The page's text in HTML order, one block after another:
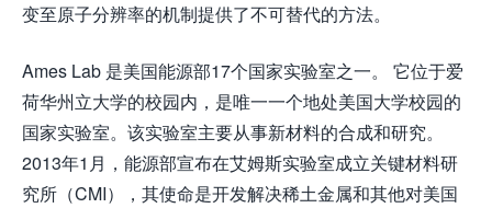
变至原子分辨率的机制提供了不可替代的方法。
Ames Lab 是美国能源部17个国家实验室之一。 它位于爱
荷华州立大学的校园内，是唯一一个地处美国大学校园的
国家实验室。该实验室主要从事新材料的合成和研究。
2013年1月，能源部宣布在艾姆斯实验室成立关键材料研
究所（CMI），其使命是开发解决稀土金属和其他对美国